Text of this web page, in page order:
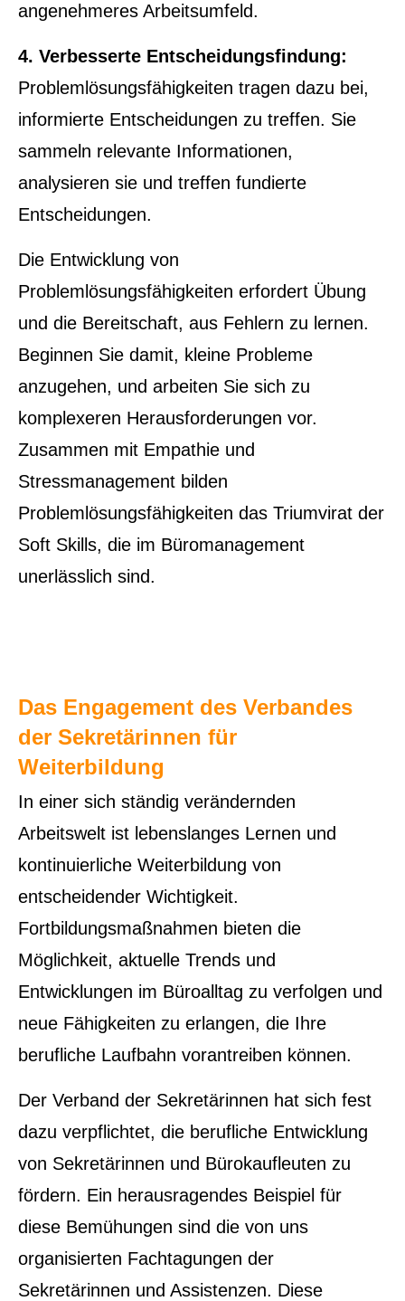
angenehmeres Arbeitsumfeld.
4. Verbesserte Entscheidungsfindung:
Problemlösungsfähigkeiten tragen dazu bei,
informierte Entscheidungen zu treffen. Sie
sammeln relevante Informationen,
analysieren sie und treffen fundierte
Entscheidungen.
Die Entwicklung von
Problemlösungsfähigkeiten erfordert Übung
und die Bereitschaft, aus Fehlern zu lernen.
Beginnen Sie damit, kleine Probleme
anzugehen, und arbeiten Sie sich zu
komplexeren Herausforderungen vor.
Zusammen mit Empathie und
Stressmanagement bilden
Problemlösungsfähigkeiten das Triumvirat der
Soft Skills, die im Büromanagement
unerlässlich sind.
Das Engagement des Verbandes
der Sekretärinnen für
Weiterbildung
In einer sich ständig verändernden
Arbeitswelt ist lebenslanges Lernen und
kontinuierliche Weiterbildung von
entscheidender Wichtigkeit.
Fortbildungsmaßnahmen bieten die
Möglichkeit, aktuelle Trends und
Entwicklungen im Büroalltag zu verfolgen und
neue Fähigkeiten zu erlangen, die Ihre
berufliche Laufbahn vorantreiben können.
Der Verband der Sekretärinnen hat sich fest
dazu verpflichtet, die berufliche Entwicklung
von Sekretärinnen und Bürokaufleuten zu
fördern. Ein herausragendes Beispiel für
diese Bemühungen sind die von uns
organisierten Fachtagungen der
Sekretärinnen und Assistenzen. Diese